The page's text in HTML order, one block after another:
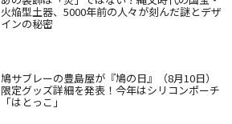
火焔型土器、5000年前の人々が刻んだ謎とデザ
インの秘密
鳩サブレーの豊島屋が『鳩の日』（8月10日）
限定グッズ詳細を発表！今年はシリコンポーチ
「はとっこ」